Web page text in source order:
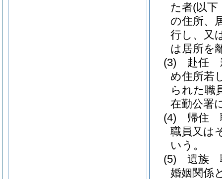
た者(以下
の住所、
行し、又
は居所を
(3)
赴任
め住所若
られた職
在勤公署
(4)
帰住
職員又は
いう。
(5)
遺族
婚姻関係